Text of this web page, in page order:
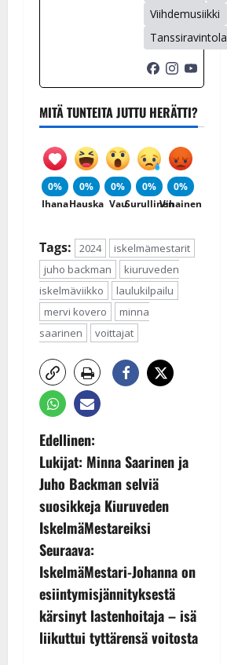
Viihdemusiikki
Tanssiravintola
MITÄ TUNTEITA JUTTU HERÄTTI?
0%
Ihana
0%
Hauska
0%
Vau
0%
Surullinen
0%
Vihainen
Tags: 2024
iskelmämestarit
juho backman
kiuruveden
iskelmäviikko
laulukilpailu
mervi kovero
minna
saarinen
voittajat
P
o
s
t
n
a
v
Edellinen:
Lukijat: Minna Saarinen ja
Juho Backman selviä
suosikkeja Kiuruveden
IskelmäMestareiksi
Seuraava:
IskelmäMestari-Johanna on
esiintymisjännityksestä
kärsinyt lastenhoitaja – isä
liikuttui tyttärensä voitosta